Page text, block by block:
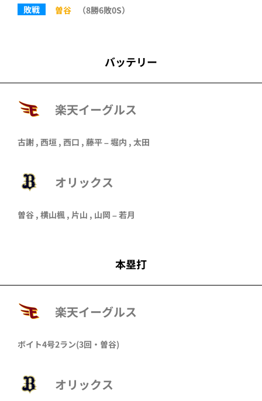
敗戦
曽谷 （8勝6敗0S）
バッテリー
楽天イーグルス
古謝 , 西垣 , 西口 , 藤平–堀内 , 太田
オリックス
曽谷 , 横山楓 , 片山 , 山岡 –若月
本塁打
楽天イーグルス
ボイト4号2ラン(3回・ 曽谷)
オリックス